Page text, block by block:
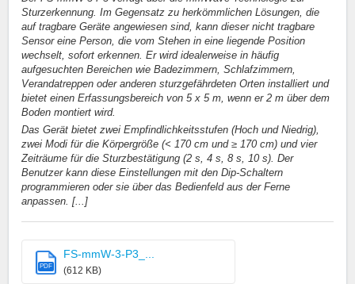
Sturzerkennung. Im Gegensatz zu herkömmlichen Lösungen, die
auf tragbare Geräte angewiesen sind, kann dieser nicht tragbare
Sensor eine Person, die vom Stehen in eine liegende Position
wechselt, sofort erkennen. Er wird idealerweise in häufig
aufgesuchten Bereichen wie Badezimmern, Schlafzimmern,
Verandatreppen oder anderen sturzgefährdeten Orten installiert und
bietet einen Erfassungsbereich von 5 x 5 m, wenn er 2 m über dem
Boden montiert wird.
Das Gerät bietet zwei Empfindlichkeitsstufen (Hoch und Niedrig),
zwei Modi für die Körpergröße (< 170 cm und ≥ 170 cm) und vier
Zeiträume für die Sturzbestätigung (2 s, 4 s, 8 s, 10 s). Der
Benutzer kann diese Einstellungen mit den Dip-Schaltern
programmieren oder sie über das Bedienfeld aus der Ferne
anpassen. [...]
PDF
FS-mmW-3-P3_...
(612 KB)